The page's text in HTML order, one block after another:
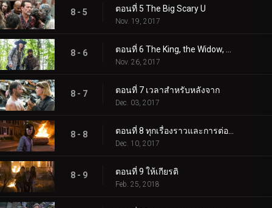
8 - 5 ตอนที่ 5 The Big Scary U
Nov. 19, 2017
8 - 6
Nov. 26, 2017
8 - 7 ตอนที่ 7 เวลาสำหรับหลังจาก
Dec. 03, 2017
8 - 8
Dec. 10, 2017
8 - 9 ตอนที่ 9 ให้เกียรติ
Feb. 25, 2018